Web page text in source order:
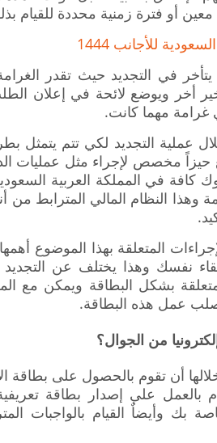
أو فترة زمنية محددة للقيام
للأجانب 1444
في التجديد حيث تقدر
ويوضع لائحة في إعلان الطلب
غرامة مهما كانت.
عملية التجديد لكي تتم يتمثل
حيزاً مخصص لإجراء مثل عمليات
كافة في المملكة العربية
وهذا النظام المالي المترابط من
المتعلقة بهذا الموضوع
نفسك وهذا يختلف عن
بشكل البطاقة ويمكن مع
عمل هذه البطاقة.
من الجوال؟
أن تقوم بالحصول على بطاقة
بالعمل على إصدار بطاقة
بك وأيضاٌ القيام بالواجبات